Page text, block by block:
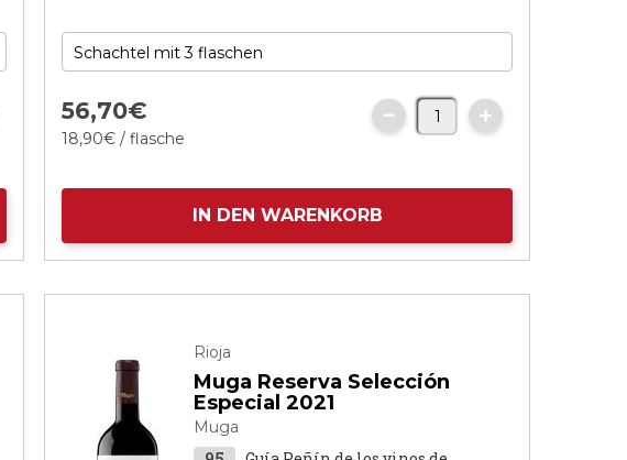
56,70€
18,90€ / flasche
IN DEN WARENKORB
Rioja
Muga Reserva Selección
Especial 2021
Muga